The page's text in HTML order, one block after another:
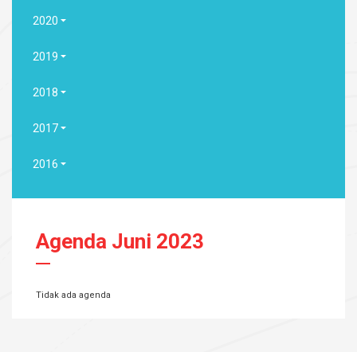
2020
2019
2018
2017
2016
Agenda Juni 2023
Tidak ada agenda